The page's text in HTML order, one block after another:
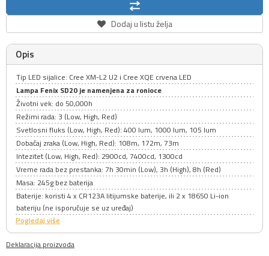
Dodaj u listu želja
Opis
Tip LED sijalice: Cree XM-L2 U2 i Cree XQE crvena LED
Lampa Fenix SD20 je namenjena za ronioce
Životni vek: do 50,000h
Režimi rada: 3 (Low, High, Red)
Svetlosni fluks (Low, High, Red): 400 lum, 1000 lum, 105 lum
Dobačaj zraka (Low, High, Red): 108m, 172m, 73m
Intezitet (Low, High, Red): 2900cd, 7400cd, 1300cd
Vreme rada bez prestanka: 7h 30min (Low), 3h (High), 8h (Red)
Masa: 245g bez baterija
Baterije: koristi 4 x CR123A litijumske baterije, ili 2 x 18650 Li-ion
bateriju (ne isporučuje se uz uređaj)
Pogledaj više
Deklaracija proizvoda